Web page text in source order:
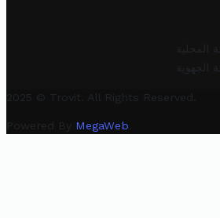
المحلية
الجهوية
2025 © Trovit. All Rights Reserved.
Powered By MegaWeb